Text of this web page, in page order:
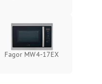
Fagor MW4-17EX